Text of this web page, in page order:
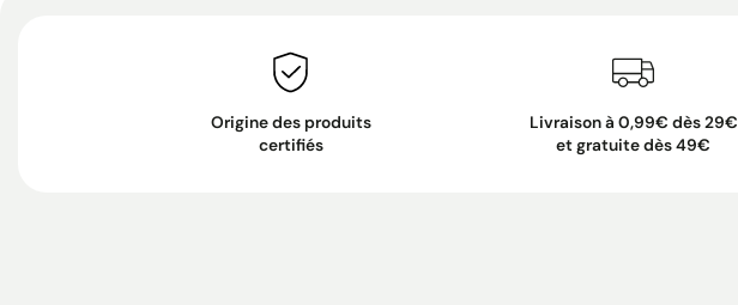
Origine des produits
certifiés
Livraison à 0,99€ dès 29€
et gratuite dès 49€